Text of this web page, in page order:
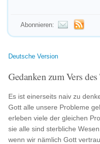
Abonnieren:
Deutsche Version
Gedanken zum Vers des
Es ist einerseits naiv zu
Gott alle unsere Probleme
erleben viele der gleichen
sie alle sind sterbliche
wenn wir nämlich Gott